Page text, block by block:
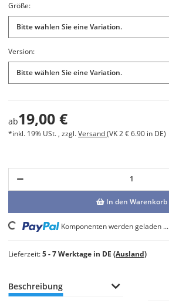
Größe:
Bitte wählen Sie eine Variation.
Version:
Bitte wählen Sie eine Variation.
ab19,00 €
*inkl. 19% USt. , zzgl.Versand(VK 2 € 6.90 in DE)
In den Warenkorb
Loading... Komponenten werden geladen ...
Lieferzeit:5 - 7 Werktage in DE (Ausland)
Beschreibung